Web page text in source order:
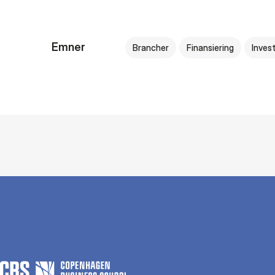
Emner Brancher Finansiering